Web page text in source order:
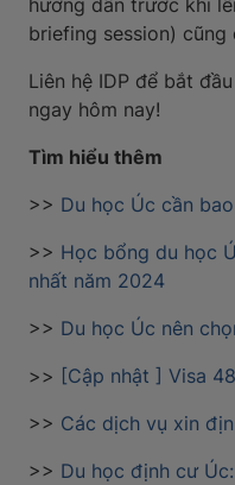
briefing session)
Liên hệ IDP để bắt
ngay hôm nay!
Tìm hiểu thêm
>> Du học Úc cần
>> Học bổng du học
nhất năm 2024
>> Du học Úc nên
>> [Cập nhật ] Visa
>> Các dịch vụ xin
>> Du học định cư